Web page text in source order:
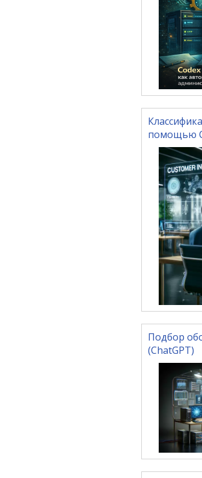
помощью
Подбор
(ChatGPT)